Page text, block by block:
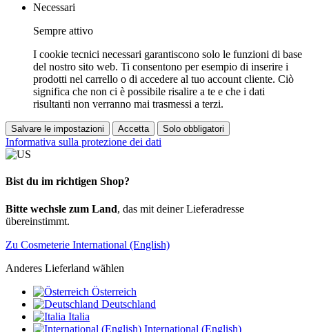
Necessari
Sempre attivo
I cookie tecnici necessari garantiscono solo le funzioni di base
del nostro sito web. Ti consentono per esempio di inserire i
prodotti nel carrello o di accedere al tuo account cliente. Ciò
significa che non ci è possibile risalire a te e che i dati
risultanti non verranno mai trasmessi a terzi.
Salvare le impostazioni Accetta Solo obbligatori
Informativa sulla protezione dei dati
Bist du im richtigen Shop?
Bitte wechsle zum Land, das mit deiner Lieferadresse
übereinstimmt.
Zu Cosmeterie International (English)
Anderes Lieferland wählen
Österreich
Deutschland
Italia
International (English)